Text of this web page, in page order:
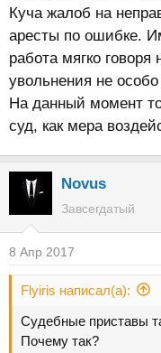
Куча жалоб на
аресты по ошибке.
работа мягко
увольнения не
На данный момент
суд, как мера
Novus
Завсегдатый
8 Апр 2017
Flyiris написал(а):
Судебные приставы
Почему так?